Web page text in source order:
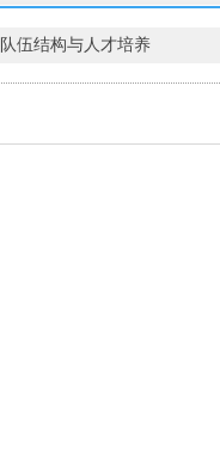
队伍结构与人才培养